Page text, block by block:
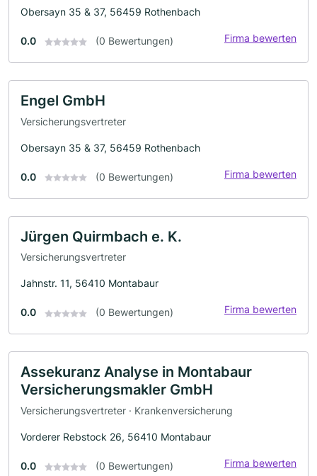
Obersayn 35 & 37, 56459 Rothenbach
0.0 (0 Bewertungen) Firma bewerten
Engel GmbH
Versicherungsvertreter
Obersayn 35 & 37, 56459 Rothenbach
0.0 (0 Bewertungen) Firma bewerten
Jürgen Quirmbach e. K.
Versicherungsvertreter
Jahnstr. 11, 56410 Montabaur
0.0 (0 Bewertungen) Firma bewerten
Assekuranz Analyse in Montabaur
Versicherungsmakler GmbH
Versicherungsvertreter · Krankenversicherung
Vorderer Rebstock 26, 56410 Montabaur
0.0 (0 Bewertungen) Firma bewerten